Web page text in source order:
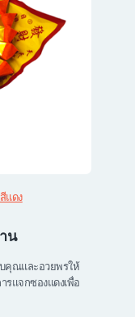
แดง
น
บคุณและอวยพรให้
แจกซองแดงเพื่อ